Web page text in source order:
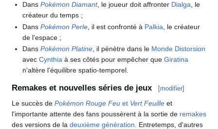
DansPokémon Diamant, le joueur doit affronter Dialga, le
créateur du temps ;
DansPokémon Perle , il est confronté à Palkia , le créateur
de l'espace ;
DansPokémon Platine , il pénètre dans le Monde Distorsion
avecCynthia à ses côtés pour empêcher queGiratina
n'altère l'équilibre spatio-temporel.
Remakes et nouvelles séries de jeux [modifier]
Le succès de Pokémon Rouge Feu et Vert Feuille et
l'importante attente des fans poussèrent à la sortie de remakes
des versions de la deuxième génération . Entretemps, d'autres